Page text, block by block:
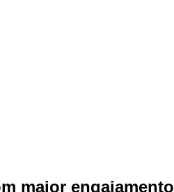
maior engajamento